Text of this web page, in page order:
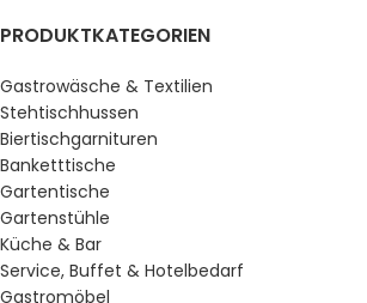
PRODUKTKATEGORIEN
Gastrowäsche & Textilien
Stehtischhussen
Biertischgarnituren
Banketttische
Gartentische
Gartenstühle
Küche & Bar
Service, Buffet & Hotelbedarf
Gastromöbel